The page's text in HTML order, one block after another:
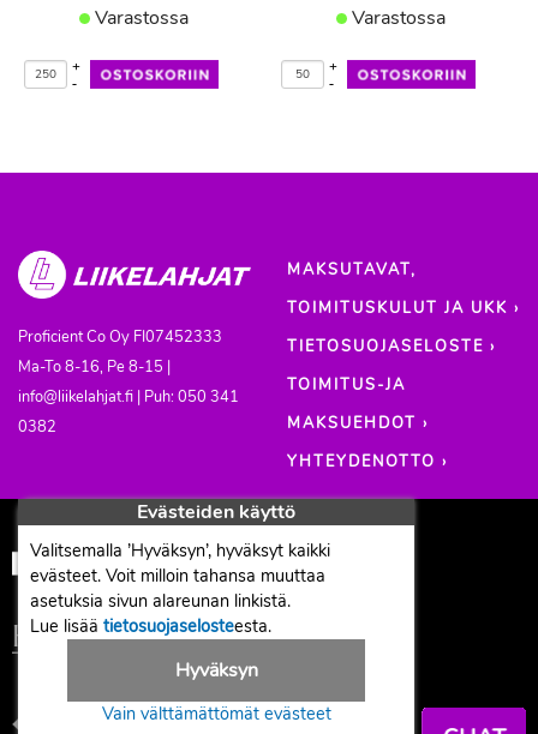
Varastossa
-
+
Varastossa
-
+
Proficient Co Oy FI07452333
Ma-To 8-16, Pe 8-15 |
info@liikelahjat.fi | Puh: 050 341
0382
MAKSUTAVAT,
TOIMITUSKULUT JA UKK ›
TIETOSUOJASELOSTE ›
TOIMITUS-JA
MAKSUEHDOT ›
YHTEYDENOTTO ›
Evästeiden käyttö
Valitsemalla ’Hyväksyn’, hyväksyt kaikki
evästeet. Voit milloin tahansa muuttaa
asetuksia sivun alareunan linkistä.
Lue lisää tietosuojaselosteesta.
Hyväksyn
Vain välttämättömät evästeet